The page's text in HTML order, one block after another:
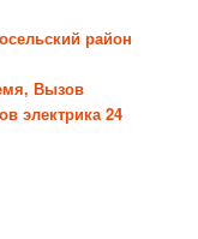
район
Вызов
электрика 24